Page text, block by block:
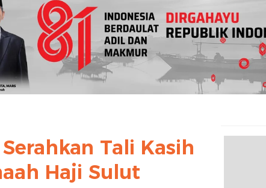
Tali Kasih
Haji Sulut